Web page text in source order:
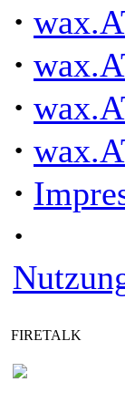
·
·
·
·
·
·
FIRETALK